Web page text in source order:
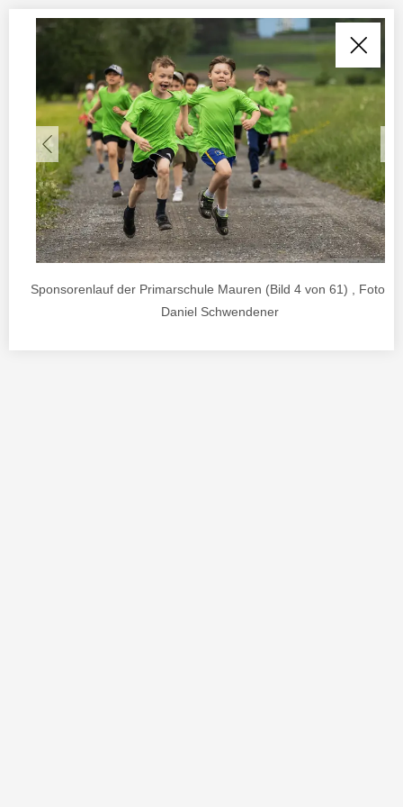
Sponsorenlauf der Primarschule Mauren (Bild 4 von 61) , Foto
Daniel Schwendener